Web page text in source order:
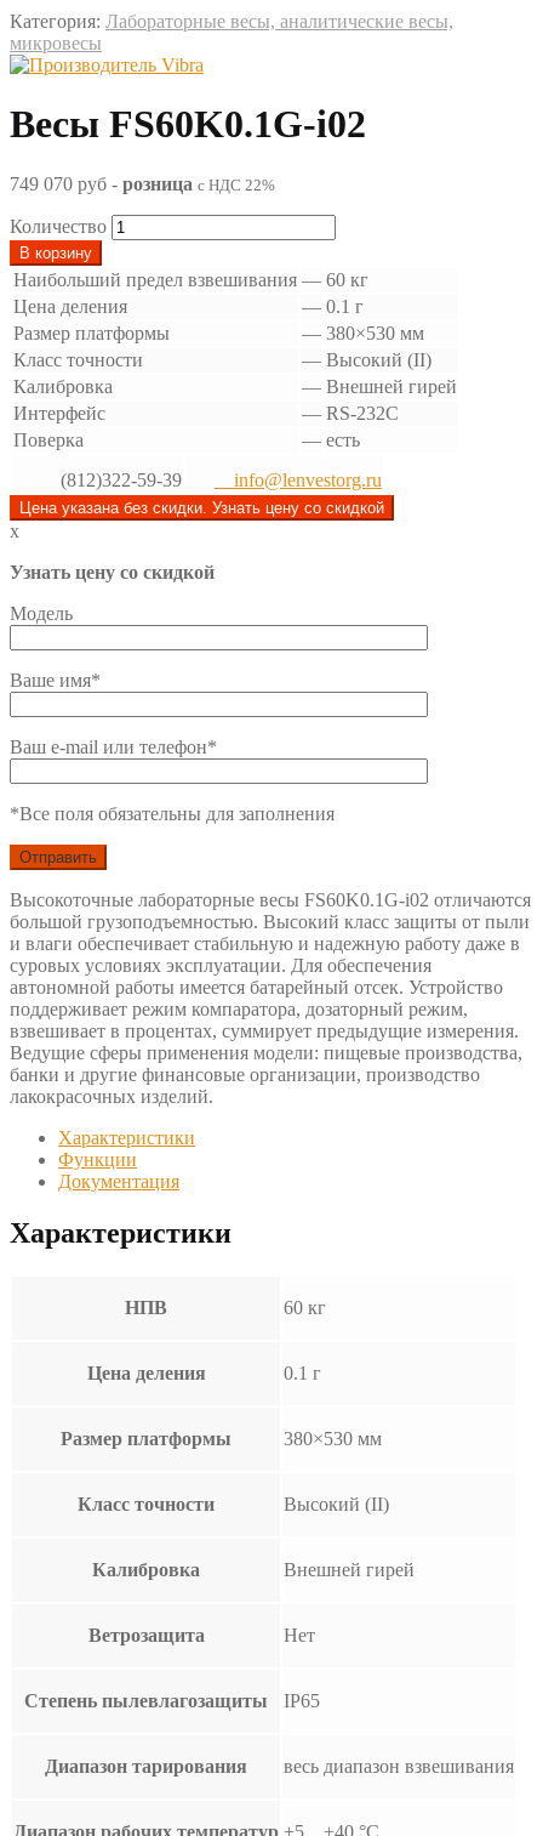
Категория: Лабораторные весы, аналитические весы,
микровесы
Весы FS60K0.1G-i02
749 070 руб - розница с НДС 22%
Количество
В корзину
Наибольший предел взвешивания — 60 кг
Цена деления
— 0.1 г
Размер платформы
— 380×530 мм
Класс точности
— Высокий (II)
Калибровка
— Внешней гирей
Интерфейс
— RS-232C
Поверка
— есть
(812)322-59-39
info@lenvestorg.ru
Цена указана без скидки. Узнать цену со скидкой
x
Узнать цену со скидкой
Модель
Ваше имя*
Ваш e-mail или телефон*
*Все поля обязательны для заполнения
Высокоточные лабораторные весы FS60K0.1G-i02 отличаются
большой грузоподъемностью. Высокий класс защиты от пыли
и влаги обеспечивает стабильную и надежную работу даже в
суровых условиях эксплуатации. Для обеспечения
автономной работы имеется батарейный отсек. Устройство
поддерживает режим компаратора, дозаторный режим,
взвешивает в процентах, суммирует предыдущие измерения.
Ведущие сферы применения модели: пищевые производства,
банки и другие финансовые организации, производство
лакокрасочных изделий.
Характеристики
Функции
Документация
Характеристики
НПВ 60 кг
Цена деления 0.1 г
Размер платформы 380×530 мм
Класс точности Высокий (II)
Калибровка Внешней гирей
Ветрозащита Нет
Степень пылевлагозащиты IP65
Диапазон тарирования весь диапазон взвешивания
Диапазон рабочих температур +5…+40 °С